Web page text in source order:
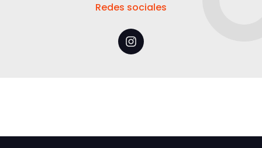
Redes sociales